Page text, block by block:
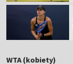
WTA (kobiety)